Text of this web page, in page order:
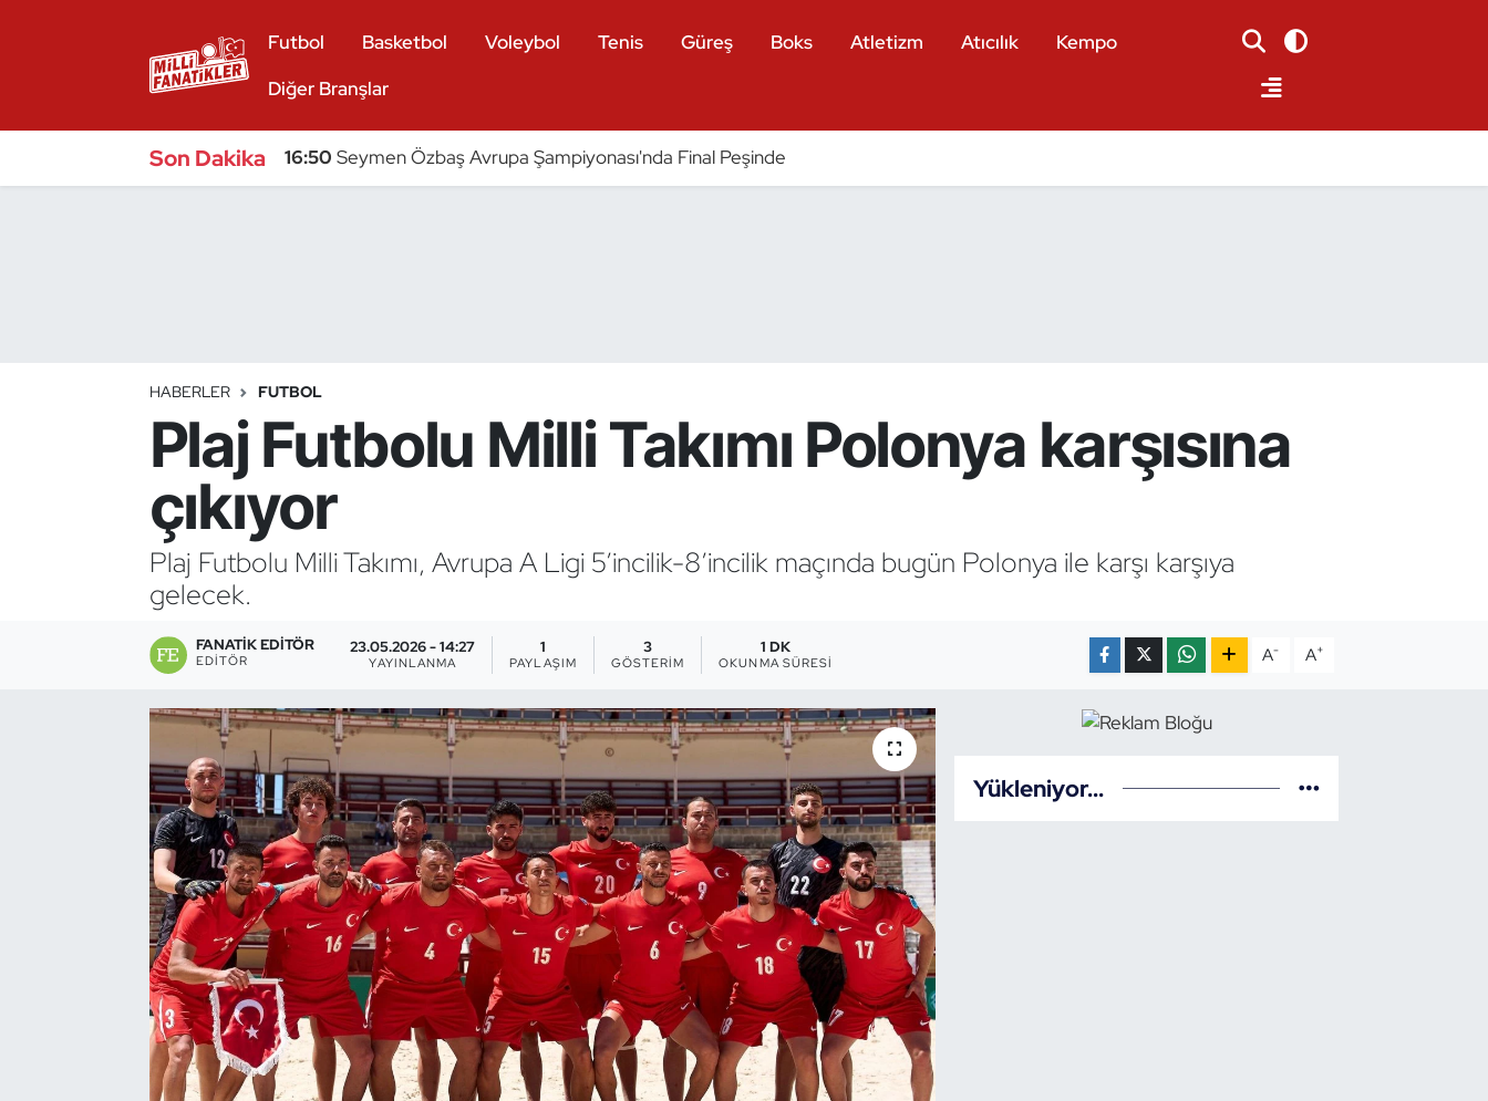
Futbol Basketbol Voleybol Tenis Güreş Boks Atletizm Atıcılık
Kempo
Diğer Branşlar
Son Dakika 16:50 Seymen Özbaş Avrupa Şampiyonası'nda Final Peşinde
HABERLER FUTBOL
Plaj Futbolu Milli Takımı Polonya karşısına
çıkıyor
Plaj Futbolu Milli Takımı, Avrupa A Ligi 5’incilik-8’incilik maçında bugün Polonya ile karşı karşıya
gelecek.
FANATIK EDITÖR
EDITÖR
23.05.2026 - 14:27
YAYINLANMA
1
PAYLAŞIM
3
GÖSTERIM
1 DK
OKUNMA SÜRESI A- A+
Yükleniyor...
Bocce Bowling Dart
Buz Hokeyi
Buz Pateni
Çim Hokeyi
Cimnastik
Dans Sporları